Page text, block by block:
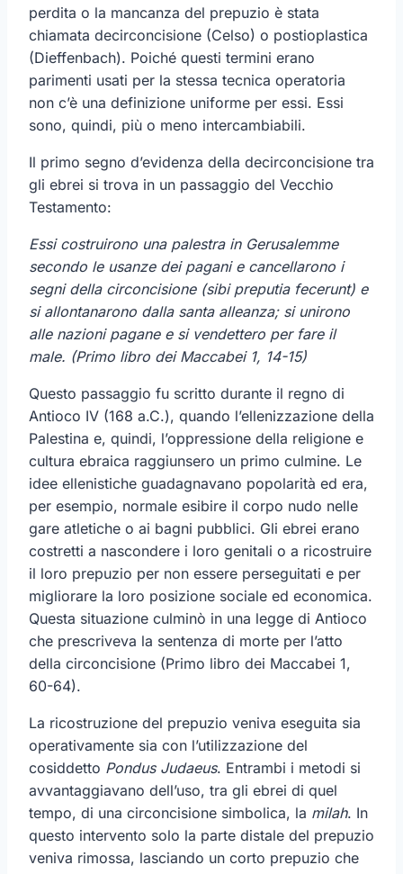
perdita o la mancanza del prepuzio è stata
chiamata decirconcisione (Celso) o postioplastica
(Dieffenbach). Poiché questi termini erano
parimenti usati per la stessa tecnica operatoria
non c’è una definizione uniforme per essi. Essi
sono, quindi, più o meno intercambiabili.
Il primo segno d’evidenza della decirconcisione tra
gli ebrei si trova in un passaggio del Vecchio
Testamento:
Essi costruirono una palestra in Gerusalemme
secondo le usanze dei pagani e cancellarono i
segni della circoncisione (sibi preputia fecerunt) e
si allontanarono dalla santa alleanza; si unirono
alle nazioni pagane e si vendettero per fare il
male. (Primo libro dei Maccabei 1, 14-15)
Questo passaggio fu scritto durante il regno di
Antioco IV (168 a.C.), quando l’ellenizzazione della
Palestina e, quindi, l’oppressione della religione e
cultura ebraica raggiunsero un primo culmine. Le
idee ellenistiche guadagnavano popolarità ed era,
per esempio, normale esibire il corpo nudo nelle
gare atletiche o ai bagni pubblici. Gli ebrei erano
costretti a nascondere i loro genitali o a ricostruire
il loro prepuzio per non essere perseguitati e per
migliorare la loro posizione sociale ed economica.
Questa situazione culminò in una legge di Antioco
che prescriveva la sentenza di morte per l’atto
della circoncisione (Primo libro dei Maccabei 1,
60-64).
La ricostruzione del prepuzio veniva eseguita sia
operativamente sia con l’utilizzazione del
cosiddetto Pondus Judaeus. Entrambi i metodi si
avvantaggiavano dell’uso, tra gli ebrei di quel
tempo, di una circoncisione simbolica, la milah. In
questo intervento solo la parte distale del prepuzio
veniva rimossa, lasciando un corto prepuzio che